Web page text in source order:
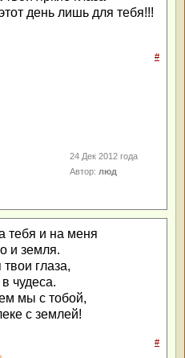
день лишь для тебя!!!
#
24 Дек 2012 года
Автор: люд
тебя и на меня
и земля.
глаза,
чудеса.
мы с тобой,
с землей!
#